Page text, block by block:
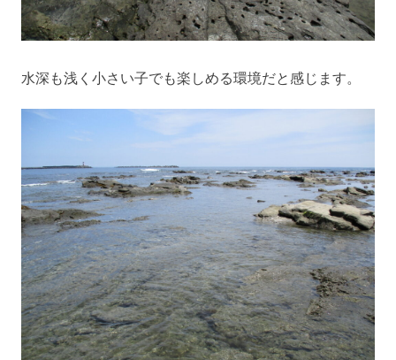
水深も浅く小さい子でも楽しめる環境だと感じます。